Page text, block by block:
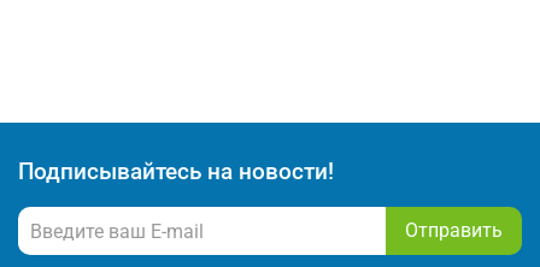
Подписывайтесь на новости!
Отправить